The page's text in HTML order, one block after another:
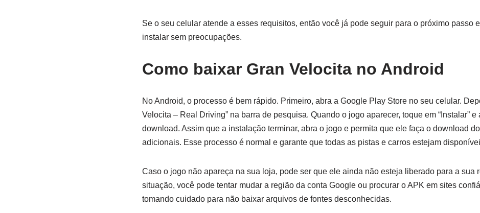
Se o seu celular atende a esses requisitos, então você já pode seguir para o próximo passo
instalar sem preocupações.
Como baixar Gran Velocita no Android
No Android, o processo é bem rápido. Primeiro, abra a Google Play Store no seu celular.
Velocita – Real Driving” na barra de pesquisa. Quando o jogo aparecer, toque em “Instalar” e
download. Assim que a instalação terminar, abra o jogo e permita que ele faça o download
adicionais. Esse processo é normal e garante que todas as pistas e carros estejam
Caso o jogo não apareça na sua loja, pode ser que ele ainda não esteja liberado para a sua
situação, você pode tentar mudar a região da conta Google ou procurar o APK em sites
tomando cuidado para não baixar arquivos de fontes desconhecidas.